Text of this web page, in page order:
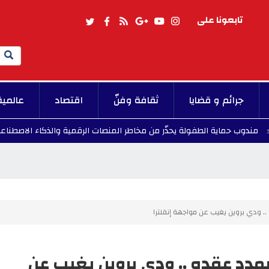
تابعونا على
Search
جرائم و قضايا ثقافة وفنّ اقتصاد
الطفولة يحذّر من مخاطر المنصات الرقمية والذكاء الاصطناعي على
ودي بروين يغيب عن مواجهة إنقلترا